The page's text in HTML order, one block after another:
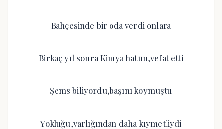
Bahçesinde bir oda verdi onlara
Birkaç yıl sonra Kimya hatun,vefat etti
Şems biliyordu,başını koymuştu
Yokluğu,varlığından daha kıymetliydi